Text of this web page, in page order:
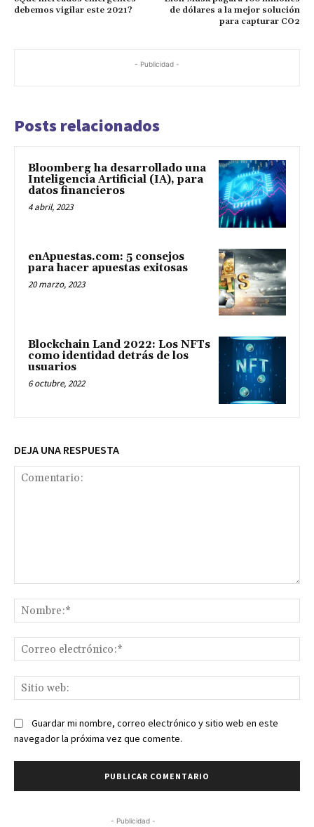
debemos vigilar este 2021?
de dólares a la mejor solución
para capturar CO2
- Publicidad -
Posts relacionados
Bloomberg ha desarrollado una
Inteligencia Artificial (IA), para
datos financieros
4 abril, 2023
enApuestas.com: 5 consejos
para hacer apuestas exitosas
20 marzo, 2023
Blockchain Land 2022: Los NFTs
como identidad detrás de los
usuarios
6 octubre, 2022
DEJA UNA RESPUESTA
Guardar mi nombre, correo electrónico y sitio web en este
navegador la próxima vez que comente.
- Publicidad -